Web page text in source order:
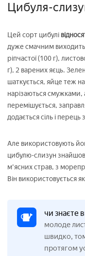
Цибуля-
Цей сорт цибулі
дуже смачним виходить
ріпчастої (100 г),
г), 2 варених яєць.
шаткується, яйце теж
нарізаються смужками,
перемішується,
додається сіль і перець
Але використовують
цибулю-слизун знайшов
м'ясних страв, з
Він використовується
чи знаєте
молоде
швидко,
протягом